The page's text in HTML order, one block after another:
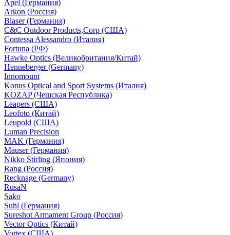
Apel (Германия)
Arkon (Россия)
Blaser (Германия)
C&C Outdoor Products,Corp (США)
Contessa Alessandro (Италия)
Fortuna (РФ)
Hawke Optics (Великобритания/Китай)
Henneberger (Germany)
Innomount
Konus Optical and Sport Systems (Италия)
KOZAP (Чешская Республика)
Leapers (США)
Leofoto (Китай)
Leupold (США)
Luman Precision
MAK (Германия)
Mauser (Германия)
Nikko Stirling (Япония)
Rang (Россия)
Recknage (Germany)
RusaN
Sako
Suhl (Германия)
Sureshot Armament Group (Россия)
Vector Optics (Китай)
Vortex (США)